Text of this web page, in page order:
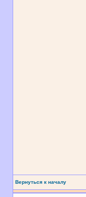
Вернуться к началу